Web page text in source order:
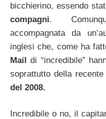
bicchierino, essendo
compagni.
accompagnata da
inglesi che, come ha
Mail di “incredibile”
soprattutto della recente
del 2008.
Incredibile o no, il